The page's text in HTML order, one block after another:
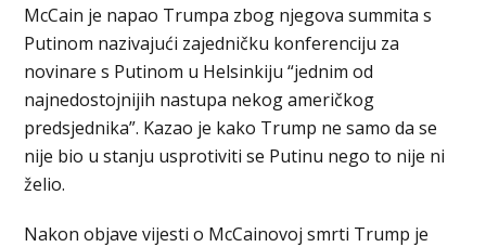
McCain je napao Trumpa zbog njegova summita s
Putinom nazivajući zajedničku konferenciju za
novinare s Putinom u Helsinkiju “jednim od
najnedostojnijih nastupa nekog američkog
predsjednika”. Kazao je kako Trump ne samo da se
nije bio u stanju usprotiviti se Putinu nego to nije ni
želio.
Nakon objave vijesti o McCainovoj smrti Trump je